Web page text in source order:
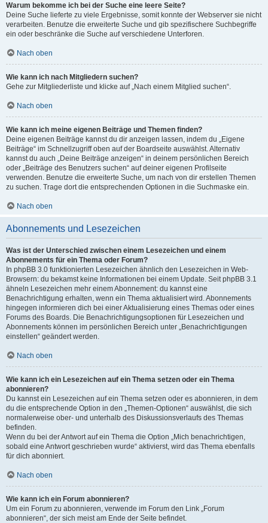
Warum bekomme ich bei der Suche eine leere Seite?
Deine Suche lieferte zu viele Ergebnisse, somit konnte der Webserver sie nicht
verarbeiten. Benutze die erweiterte Suche und gib spezifischere Suchbegriffe
ein oder beschränke die Suche auf verschiedene Unterforen.
Nach oben
Wie kann ich nach Mitgliedern suchen?
Gehe zur Mitgliederliste und klicke auf „Nach einem Mitglied suchen“.
Nach oben
Wie kann ich meine eigenen Beiträge und Themen finden?
Deine eigenen Beiträge kannst du dir anzeigen lassen, indem du „Eigene
Beiträge“ im Schnellzugriff oben auf der Boardseite auswählst. Alternativ
kannst du auch „Deine Beiträge anzeigen“ in deinem persönlichen Bereich
oder „Beiträge des Benutzers suchen“ auf deiner eigenen Profilseite
verwenden. Benutze die erweiterte Suche, um nach von dir erstellen Themen
zu suchen. Trage dort die entsprechenden Optionen in die Suchmaske ein.
Nach oben
Abonnements und Lesezeichen
Was ist der Unterschied zwischen einem Lesezeichen und einem
Abonnements für ein Thema oder Forum?
In phpBB 3.0 funktionierten Lesezeichen ähnlich den Lesezeichen in Web-
Browsern: du bekamst keine Informationen bei einem Update. Seit phpBB 3.1
ähneln Lesezeichen mehr einem Abonnement: du kannst eine
Benachrichtigung erhalten, wenn ein Thema aktualisiert wird. Abonnements
hingegen informieren dich bei einer Aktualisierung eines Themas oder eines
Forums des Boards. Die Benachrichtigungsoptionen für Lesezeichen und
Abonnements können im persönlichen Bereich unter „Benachrichtigungen
einstellen“ geändert werden.
Nach oben
Wie kann ich ein Lesezeichen auf ein Thema setzen oder ein Thema
abonnieren?
Du kannst ein Lesezeichen auf ein Thema setzen oder es abonnieren, in dem
du die entsprechende Option in den „Themen-Optionen“ auswählst, die sich
normalerweise ober- und unterhalb des Diskussionsverlaufs des Themas
befinden.
Wenn du bei der Antwort auf ein Thema die Option „Mich benachrichtigen,
sobald eine Antwort geschrieben wurde“ aktivierst, wird das Thema ebenfalls
für dich abonniert.
Nach oben
Wie kann ich ein Forum abonnieren?
Um ein Forum zu abonnieren, verwende im Forum den Link „Forum
abonnieren“, der sich meist am Ende der Seite befindet.